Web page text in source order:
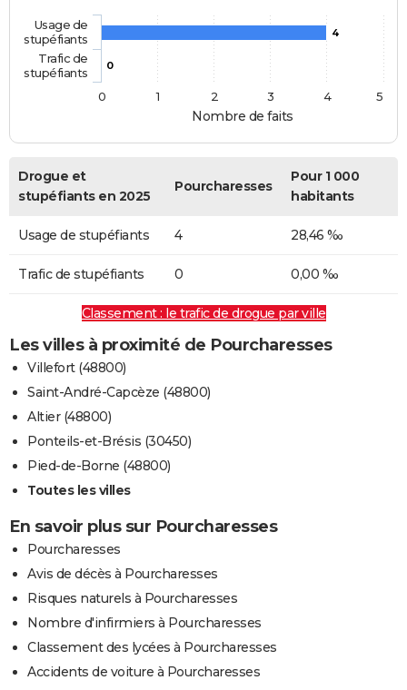
Nombre de faits
4
0
Usage de
stupéfiants
Trafic de
stupéfiants
0
1 2 3 4 5
Drogue et
stupéfiants en 2025
Pourcharesses
Pour 1 000
habitants
Usage de stupéfiants 4 28,46 ‰
Trafic de stupéfiants 0 0,00 ‰
Classement : le trafic de drogue par ville
Les villes à proximité de Pourcharesses
Villefort (48800)
Saint-André-Capcèze (48800)
Altier (48800)
Ponteils-et-Brésis (30450)
Pied-de-Borne (48800)
Toutes les villes
En savoir plus sur Pourcharesses
Pourcharesses
Avis de décès à Pourcharesses
Risques naturels à Pourcharesses
Nombre d'infirmiers à Pourcharesses
Classement des lycées à Pourcharesses
Accidents de voiture à Pourcharesses